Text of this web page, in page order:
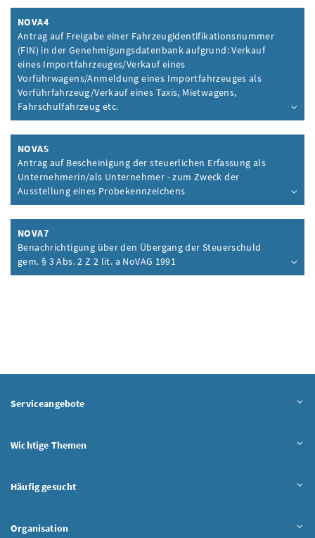
NOVA4
Antrag auf Freigabe einer Fahrzeugidentifikationsnummer
(FIN) in der Genehmigungsdatenbank aufgrund: Verkauf
eines Importfahrzeuges/Verkauf eines
Vorführwagens/Anmeldung eines Importfahrzeuges als
Vorführfahrzeug/Verkauf eines Taxis, Mietwagens,
Fahrschulfahrzeug etc.
Inhalt aufklappen
NOVA5
Antrag auf Bescheinigung der steuerlichen Erfassung als
Unternehmerin/als Unternehmer - zum Zweck der
Ausstellung eines Probekennzeichens
Inhalt aufklappen
NOVA7
Benachrichtigung über den Übergang der Steuerschuld
gem. § 3 Abs. 2 Z 2 lit. a NoVAG 1991
Inhalt aufklappen
Serviceangebote
Wichtige Themen
Häufig gesucht
Organisation